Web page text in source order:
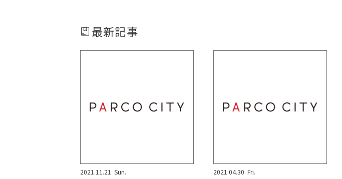
最新記事
2021.11.21 Sun. 2021.04.30 Fri.